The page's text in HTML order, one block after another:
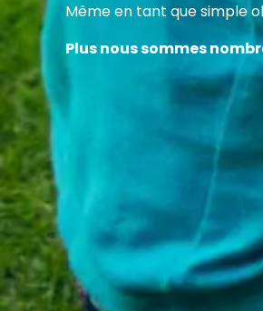
Même en tant que simple
Plus nous sommes